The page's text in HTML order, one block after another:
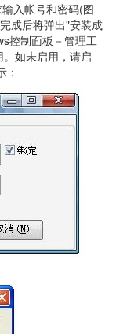
入帐号和密码(图
成后将弹出"安装成
控制面板－管理工
如未启用，请启